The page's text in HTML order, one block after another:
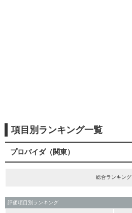
項目別ランキング一覧
プロバイダ（関東）
総合ランキング
評価項目別ランキング